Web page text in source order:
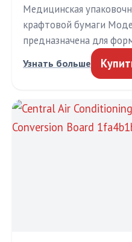
Медицинская
крафтовой бумаги
предназначена для
Узнать больше